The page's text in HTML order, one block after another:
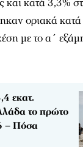
οριακά
με το α΄
εκατ.
το πρώτο
– Πόσα